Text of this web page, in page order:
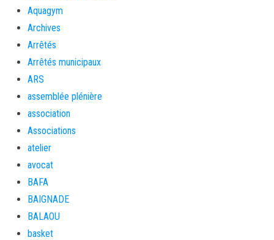
Aquagym
Archives
Arrêtés
Arrêtés municipaux
ARS
assemblée plénière
association
Associations
atelier
avocat
BAFA
BAIGNADE
BALAOU
basket